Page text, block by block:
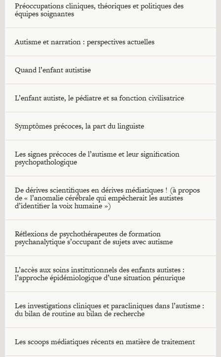
Préoccupations cliniques, théoriques et politiques des
équipes soignantes
Autisme et narration : perspectives actuelles
Quand l’enfant autistise
L’enfant autiste, le pédiatre et sa fonction civilisatrice
Symptômes précoces, la part du linguiste
Les signes précoces de l’autisme et leur signification
psychopathologique
De dérives scientifiques en dérives médiatiques ! (à propos
de « l’anomalie cérébrale qui empêcherait les autistes
d’identifier la voix humaine »)
Réflexions de psychothérapeutes de formation
psychanalytique s’occupant de sujets avec autisme
L’accès aux soins institutionnels des enfants autistes :
l’approche épidémiologique d’une situation pénurique
Les investigations cliniques et paracliniques dans l’autisme :
du bilan de routine au bilan de recherche
Les scoops médiatiques récents en matière de traitement